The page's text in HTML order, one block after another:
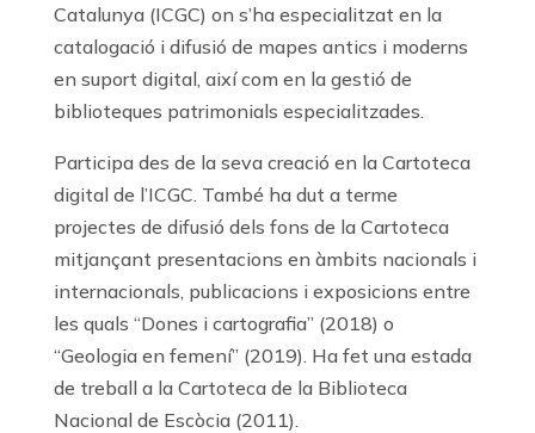
Catalunya (ICGC) on s’ha especialitzat en la
catalogació i difusió de mapes antics i moderns
en suport digital, així com en la gestió de
biblioteques patrimonials especialitzades.
Participa des de la seva creació en la Cartoteca
digital de l’ICGC. També ha dut a terme
projectes de difusió dels fons de la Cartoteca
mitjançant presentacions en àmbits nacionals i
internacionals, publicacions i exposicions entre
les quals “Dones i cartografia” (2018) o
“Geologia en femení” (2019). Ha fet una estada
de treball a la Cartoteca de la Biblioteca
Nacional de Escòcia (2011).